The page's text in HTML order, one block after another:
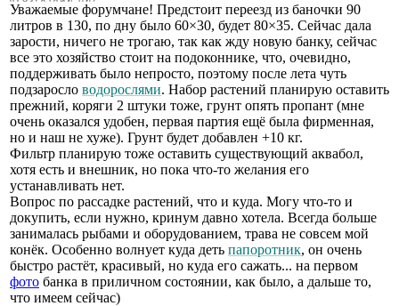
Уважаемые форумчане! Предстоит переезд из баночки 90
литров в 130, по дну было 60×30, будет 80×35. Сейчас дала
зарости, ничего не трогаю, так как жду новую банку, сейчас
все это хозяйство стоит на подоконнике, что, очевидно,
поддерживать было непросто, поэтому после лета чуть
подзаросло водорослями. Набор растений планирую оставить
прежний, коряги 2 штуки тоже, грунт опять пропант (мне
очень оказался удобен, первая партия ещё была фирменная,
но и наш не хуже). Грунт будет добавлен +10 кг.
Фильтр планирую тоже оставить существующий аквабол,
хотя есть и внешник, но пока что-то желания его
устанавливать нет.
Вопрос по рассадке растений, что и куда. Могу что-то и
докупить, если нужно, кринум давно хотела. Всегда больше
занималась рыбами и оборудованием, трава не совсем мой
конёк. Особенно волнует куда деть папоротник, он очень
быстро растёт, красивый, но куда его сажать... на первом
фото банка в приличном состоянии, как было, а дальше то,
что имеем сейчас)